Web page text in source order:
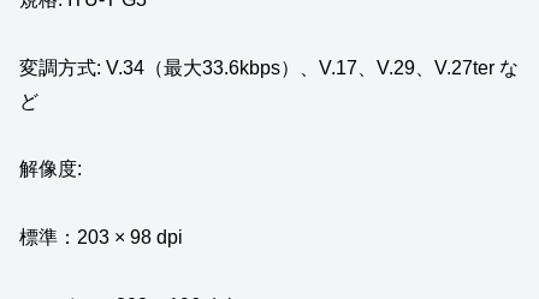
変調方式: V.34（最大33.6kbps）、V.17、V.29、V.27ter な
ど
解像度:
標準：203 × 98 dpi